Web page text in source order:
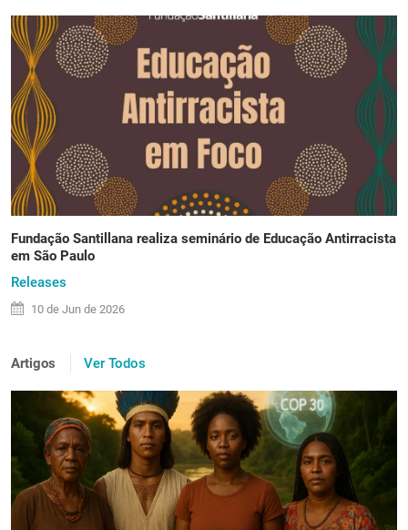
Fundação Santillana realiza seminário de Educação Antirracista
em São Paulo
Releases
10 de Jun de 2026
Artigos Ver Todos